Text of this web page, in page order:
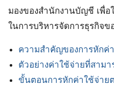
มองของสำนักงานบัญชี เพื่
ในการบริหารจัดการธุรกิจ
ความสำคัญของการหักค่
ตัวอย่างค่าใช้จ่ายที่สามา
ขั้นตอนการหักค่าใช้จ่าย